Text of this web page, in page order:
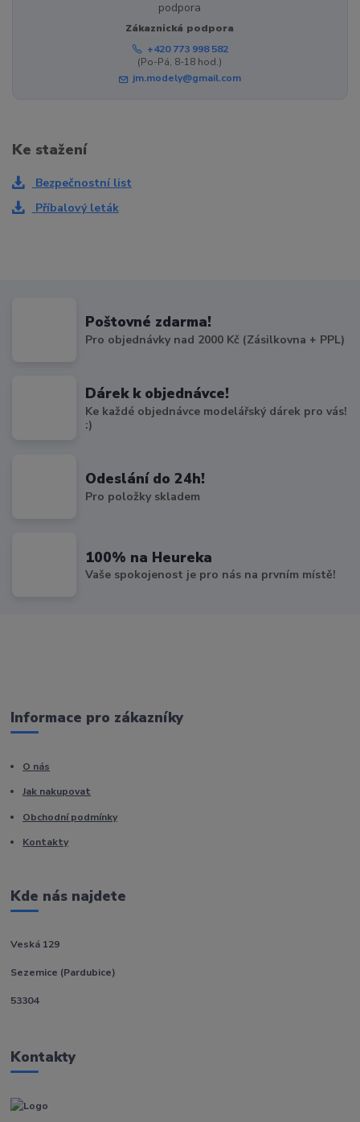
Zákaznická podpora
+420 773 998 582
(Po-Pá, 8-18 hod.)
jm.modely@gmail.com
Ke stažení
Bezpečnostní list
Příbalový leták
Poštovné zdarma!
Pro objednávky nad 2000 Kč (Zásilkovna + PPL)
Dárek k objednávce!
Ke každé objednávce modelářský dárek pro vás!
:)
Odeslání do 24h!
Pro položky skladem
100% na Heureka
Vaše spokojenost je pro nás na prvním místě!
Informace pro zákazníky
O nás
Jak nakupovat
Obchodní podmínky
Kontakty
Kde nás najdete
Veská 129
Sezemice (Pardubice)
53304
Kontakty